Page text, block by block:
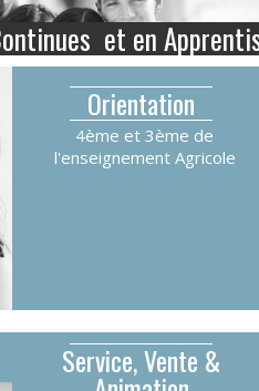
et en
Orientation
4ème et 3ème de
l'enseignement Agricole
Service, Vente &